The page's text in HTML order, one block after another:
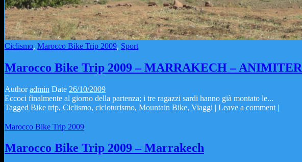
Ciclismo, Marocco Bike Trip 2009, Sport
Marocco Bike Trip 2009 – MARRAKECH – ANIMITER
Authoradmin Date 26/10/2009
Eccoci finalmente al giorno della partenza; i tre ragazzi sardi hanno già montato le...
Tagged Bike trip, Ciclismo, cicloturismo, Mountain Bike, Viaggi | Leave a comment |
Marocco Bike Trip 2009
Marocco Bike Trip 2009 – Marrakech